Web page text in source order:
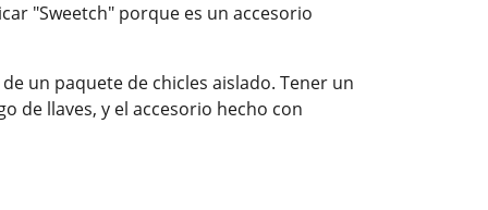
"Sweetch" porque es un accesorio
un paquete de chicles aislado. Tener un
de llaves, y el accesorio hecho con